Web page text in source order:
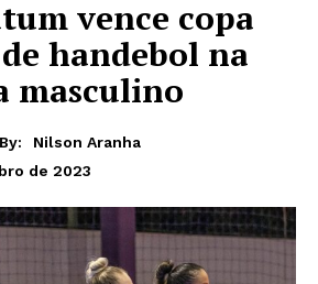
vence copa
handebol na
masculino
By:
Nilson Aranha
de 2023